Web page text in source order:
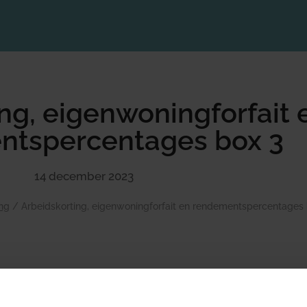
eigenwoningforfait
box 3
14 december 2023
/ Arbeidskorting, eigenwoningforfait en rendementspercentages